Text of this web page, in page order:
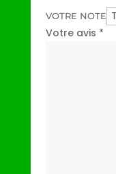
VOTRE NOTE
Votre avis *